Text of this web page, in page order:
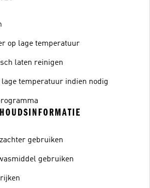
op lage temperatuur
laten reinigen
lage temperatuur indien nodig
gebruiken
gebruiken